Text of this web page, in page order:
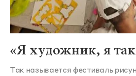
«Я художник, я
Так называется фестиваль